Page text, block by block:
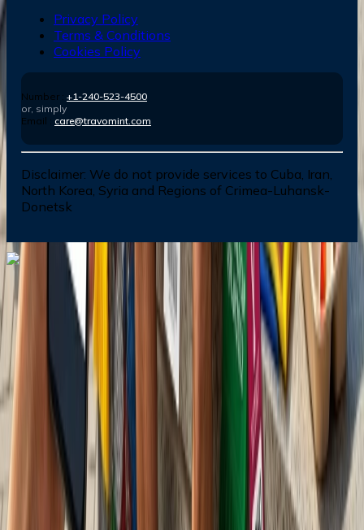
Privacy Policy
Terms & Conditions
Cookies Policy
Number : +1-240-523-4500
or, simply
Email : care@travomint.com
Disclaimer: We do not provide services to Cuba, Iran,
North Korea, Syria and Regions of Crimea-Luhansk-
Donetsk
Dial In for Bigger Savings: Exclusive Deals!
+1-240-523-4500
+1-240-523-4500